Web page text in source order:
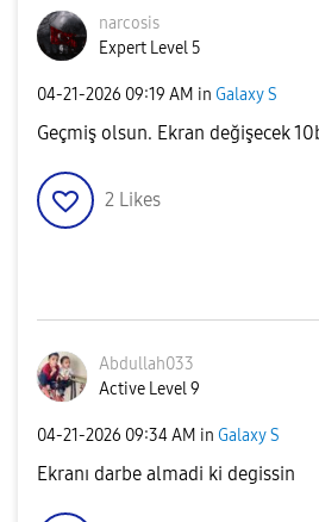
narcosis
Expert Level 5
‎04-21-2026 09:19 AM in Galaxy S
Geçmiş olsun. Ekran değişecek
2 Likes
Abdullah033
Active Level 9
‎04-21-2026 09:34 AM in Galaxy S
Ekranı darbe almadi ki degissin